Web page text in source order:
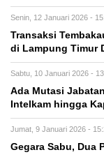
Senin, 12 Januari 2026 -
Transaksi
di Lampung Timur
Sabtu, 10 Januari 2026 -
Ada Mutasi
Intelkam hingga
Jumat, 9 Januari 2026 -
Gegara Sabu, Dua